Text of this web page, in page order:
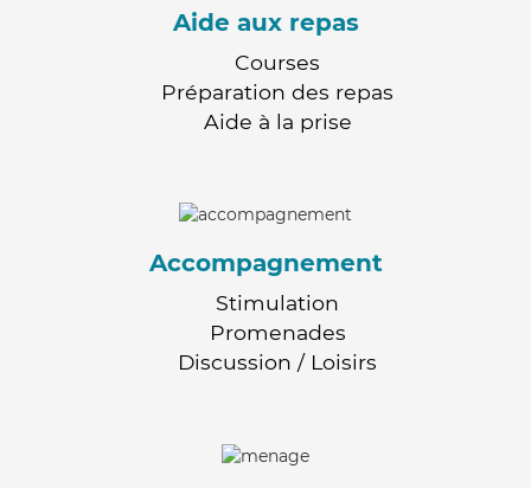
Aide aux repas
Courses
Préparation des repas
Aide à la prise
Accompagnement
Stimulation
Promenades
Discussion / Loisirs